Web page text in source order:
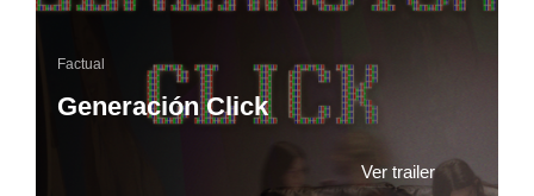
Generación Click
Factual
Ver trailer